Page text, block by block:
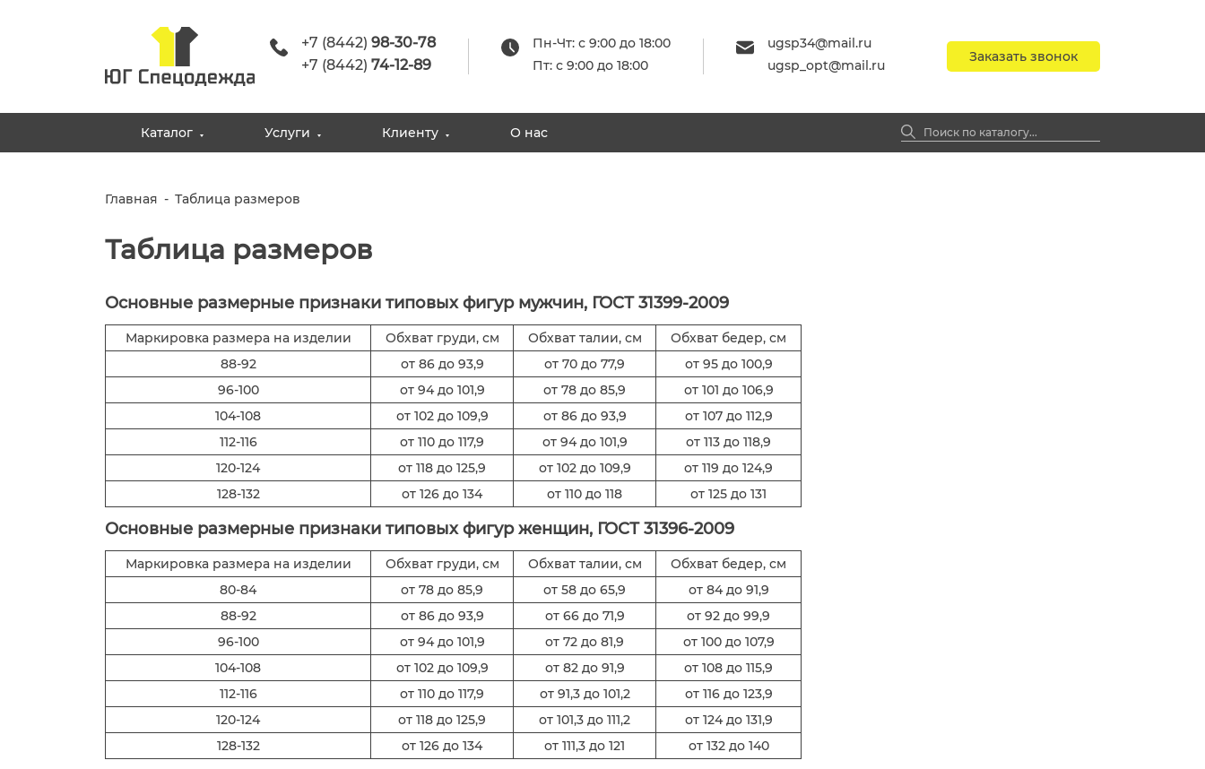
+7 (8442)98-30-78
+7 (8442)74-12-89
Пн-Чт: с 9:00 до 18:00
Пт: с 9:00 до 18:00
ugsp34@mail.ru
ugsp_opt@mail.ru
Заказать звонок
Каталог Услуги Клиенту О нас
Главная - Таблица размеров
Таблица размеров
Основные размерные признаки типовых фигур мужчин, ГОСТ 31399-2009
Маркировка размера на изделии Обхват груди, см Обхват талии, см
Обхват бедер, см
88-92
от 86 до 93,9 от 70 до 77,9
от 95 до 100,9
96-100
от 94 до 101,9 от 78 до 85,9
от 101 до 106,9
104-108
от 102 до 109,9 от 86 до 93,9
от 107 до 112,9
112-116
от 110 до 117,9 от 94 до 101,9
от 113 до 118,9
120-124
от 118 до 125,9 от 102 до 109,9
от 119 до 124,9
128-132
от 126 до 134 от 110 до 118 от 125 до 131
Основные размерные признаки типовых фигур женщин, ГОСТ 31396-2009
Маркировка размера на изделии Обхват груди, см Обхват талии, см
Обхват бедер, см
80-84
от 78 до 85,9 от 58 до 65,9
от 84 до 91,9
88-92
от 86 до 93,9 от 66 до 71,9
от 92 до 99,9
96-100
от 94 до 101,9 от 72 до 81,9
от 100 до 107,9
104-108
от 102 до 109,9 от 82 до 91,9
от 108 до 115,9
112-116
от 110 до 117,9 от 91,3 до 101,2
от 116 до 123,9
120-124
от 118 до 125,9 от 101,3 до 111,2
от 124 до 131,9
128-132
от 126 до 134 от 111,3 до 121 от 132 до 140